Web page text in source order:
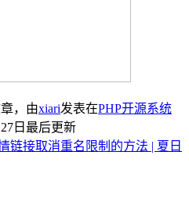
，由xiari发表在PHP开源系统
日最后更新
链接取消重名限制的方法 | 夏日